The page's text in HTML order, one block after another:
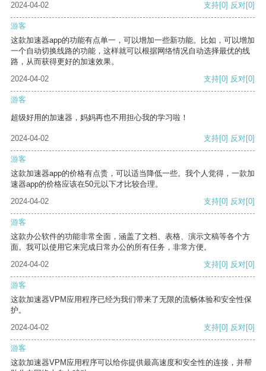
2024-04-02
支持[0] 反对[0]
游客
这款加速器app的功能有点单一，可以增加一些新功能。比如，可以增加
一个自动切换线路的功能，这样就可以根据网络情况自动选择最优的线
路，从而获得更好的加速效果。
2024-04-02
支持[0] 反对[0]
游客
超级好用的加速器，妈妈再也不用担心我的学习啦！
2024-04-02 支持[0] 反对[0]
游客
这款加速器app的价格有点贵，可以适当降低一些。我个人觉得，一款加
速器app的价格应该在50元以下才比较合理。
2024-04-02
支持[0] 反对[0]
游客
这款办公软件的功能非常全面，涵盖了文档、表格、演示文稿等各个方
面。我可以使用它来完成日常办公的所有任务，非常方便。
2024-04-02
支持[0] 反对[0]
游客
这款加速器VPM应用程序已经为我们带来了无限的流畅体验和安全性保
护。
2024-04-02
支持[0] 反对[0]
游客
这款加速器VPM应用程序可以给你提供最高速度和安全性的连接，并帮